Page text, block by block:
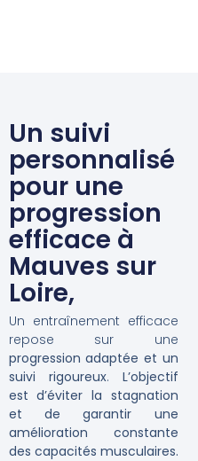
Un suivi
personnalisé
pour une
progression
efficace à
Mauves sur
Loire,
Un entraînement efficace
repose sur une
progression adaptée et un
suivi rigoureux. L’objectif
est d’éviter la stagnation
et de garantir une
amélioration constante
des capacités musculaires.